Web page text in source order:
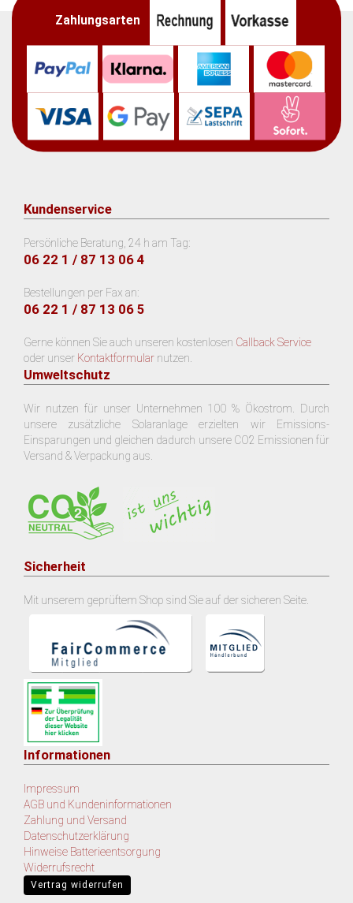
Zahlungsarten
Kundenservice
Persönliche Beratung, 24 h am Tag:
06 22 1 / 87 13 06 4
Bestellungen per Fax an:
06 22 1 / 87 13 06 5
Gerne können Sie auch unseren kostenlosen Callback Service
oder unser Kontaktformular nutzen.
Umweltschutz
Wir nutzen für unser Unternehmen 100 % Ökostrom. Durch
unsere zusätzliche Solaranlage erzielten wir Emissions-
Einsparungen und gleichen dadurch unsere CO2 Emissionen für
Versand & Verpackung aus.
Sicherheit
Mit unserem geprüftem Shop sind Sie auf der sicheren Seite.
Informationen
Impressum
AGB und Kundeninformationen
Zahlung und Versand
Datenschutzerklärung
Hinweise Batterieentsorgung
Widerrufsrecht
Vertrag widerrufen